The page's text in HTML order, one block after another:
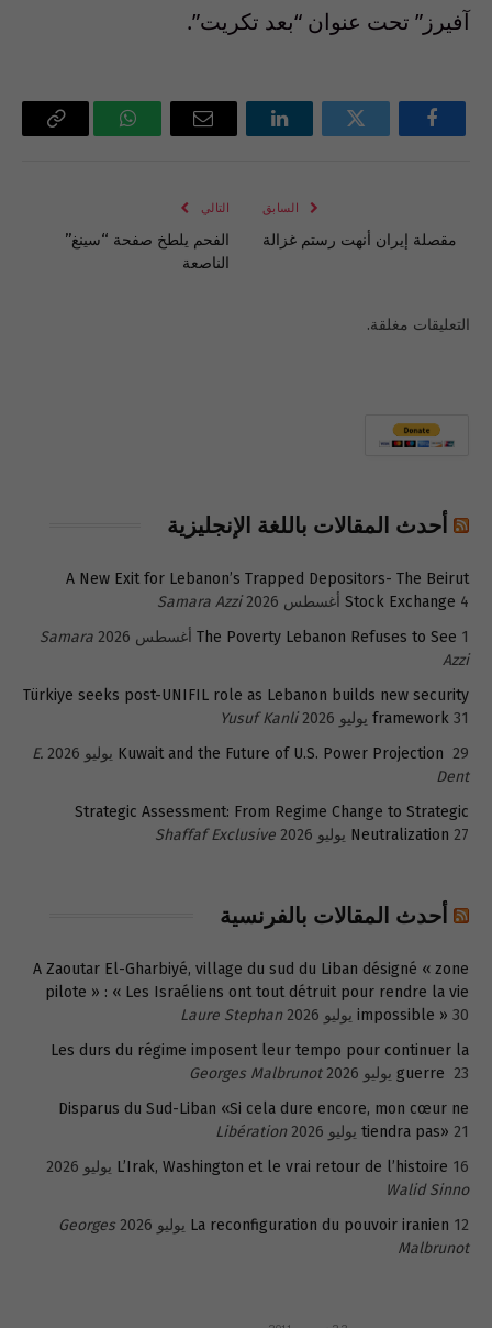
آفيرز” تحت عنوان “بعد تكريت”.
فيسبوك تويتر لينكدإن
البريد
واتساب Copy
السابق
مقصلة إيران أنهت رستم غزالة
التالي
الفحم يلطخ صفحة “سينغ”
الناصعة
التعليقات مغلقة.
أحدث المقالات باللغة الإنجليزية
A New Exit for Lebanon’s Trapped Depositors- The Beirut
Stock Exchange 4 أغسطس 2026
Samara Azzi
The Poverty Lebanon Refuses to See 1 أغسطس 2026
Samara
Azzi
Türkiye seeks post-UNIFIL role as Lebanon builds new security
framework 31 يوليو 2026
Yusuf Kanli
Kuwait and the Future of U.S. Power Projection 29 يوليو 2026
E.
Dent
Strategic Assessment: From Regime Change to Strategic
Neutralization 27 يوليو 2026 Shaffaf Exclusive
أحدث المقالات بالفرنسية
A Zaoutar El-Gharbiyé, village du sud du Liban désigné « zone
pilote » : « Les Israéliens ont tout détruit pour rendre la vie
impossible » 30 يوليو 2026
Laure Stephan
Les durs du régime imposent leur tempo pour continuer la
guerre 23 يوليو 2026
Georges Malbrunot
Disparus du Sud-Liban «Si cela dure encore, mon cœur ne
tiendra pas» 21 يوليو 2026
Libération
L’Irak, Washington et le vrai retour de l’histoire 16 يوليو 2026
Walid Sinno
La reconfiguration du pouvoir iranien 12 يوليو 2026
Georges
Malbrunot